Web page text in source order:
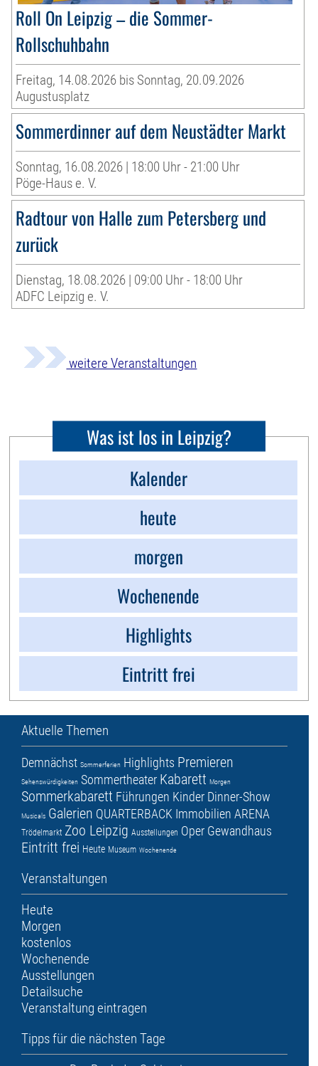
Roll On Leipzig – die Sommer-
Rollschuhbahn
Freitag, 14.08.2026 bis Sonntag, 20.09.2026
Augustusplatz
Sommerdinner auf dem Neustädter Markt
Sonntag, 16.08.2026 | 18:00 Uhr - 21:00 Uhr
Pöge-Haus e. V.
Radtour von Halle zum Petersberg und
zurück
Dienstag, 18.08.2026 | 09:00 Uhr - 18:00 Uhr
ADFC Leipzig e. V.
weitere Veranstaltungen
Was ist los in Leipzig?
Kalender
heute
morgen
Wochenende
Highlights
Eintritt frei
Aktuelle Themen
Demnächst Sommerferien Highlights Premieren
Sehenswürdigkeiten Sommertheater Kabarett Morgen
Sommerkabarett Führungen Kinder Dinner-Show
Musicals Galerien QUARTERBACK Immobilien ARENA
Trödelmarkt Zoo Leipzig Ausstellungen Oper Gewandhaus
Eintritt frei Heute Museum Wochenende
Veranstaltungen
Heute
Morgen
kostenlos
Wochenende
Ausstellungen
Detailsuche
Veranstaltung eintragen
Tipps für die nächsten Tage